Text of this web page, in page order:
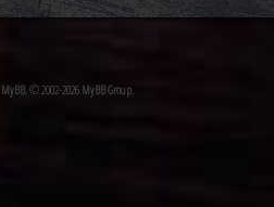
MyBB, © 2002-2026 MyBB Group.